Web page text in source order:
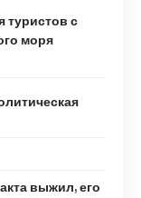
туристов с
моря
выжил, его